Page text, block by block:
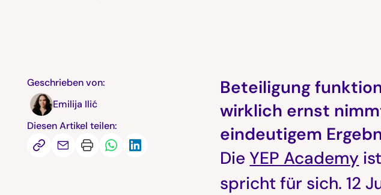
Geschrieben von:
Emilija Ilić
Diesen Artikel teilen:
Beteiligung
wirklich ernst
eindeutigem
DieYEP Academy
spricht für sich. 12